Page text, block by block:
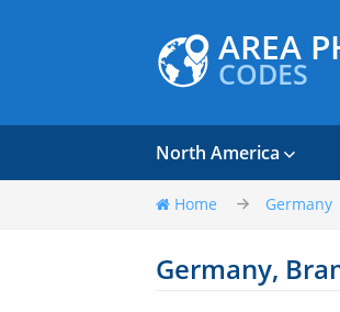
AREA
CODES
North America
Home Germany
Germany,